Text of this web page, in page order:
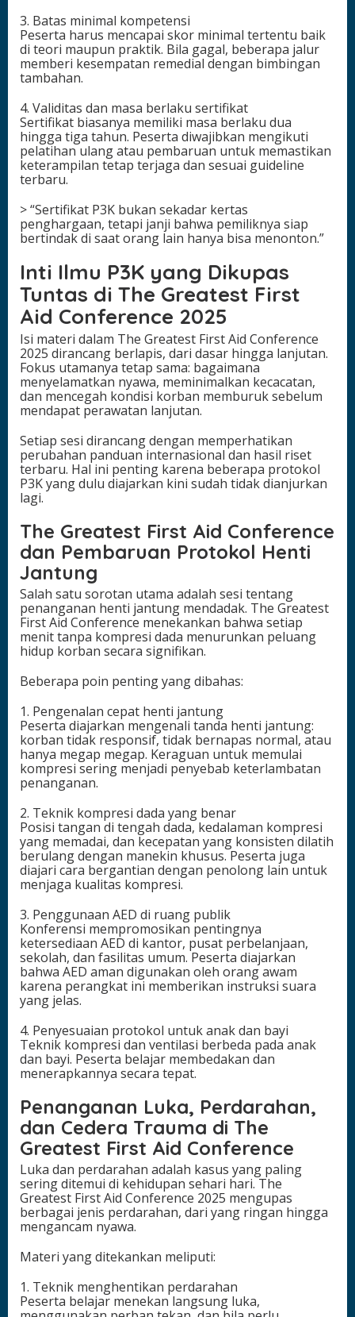
3. Batas minimal kompetensi
Peserta harus mencapai skor minimal tertentu baik
di teori maupun praktik. Bila gagal, beberapa jalur
memberi kesempatan remedial dengan bimbingan
tambahan.
4. Validitas dan masa berlaku sertifikat
Sertifikat biasanya memiliki masa berlaku dua
hingga tiga tahun. Peserta diwajibkan mengikuti
pelatihan ulang atau pembaruan untuk memastikan
keterampilan tetap terjaga dan sesuai guideline
terbaru.
> “Sertifikat P3K bukan sekadar kertas
penghargaan, tetapi janji bahwa pemiliknya siap
bertindak di saat orang lain hanya bisa menonton.”
Inti Ilmu P3K yang Dikupas
Tuntas di The Greatest First
Aid Conference 2025
Isi materi dalam The Greatest First Aid Conference
2025 dirancang berlapis, dari dasar hingga lanjutan.
Fokus utamanya tetap sama: bagaimana
menyelamatkan nyawa, meminimalkan kecacatan,
dan mencegah kondisi korban memburuk sebelum
mendapat perawatan lanjutan.
Setiap sesi dirancang dengan memperhatikan
perubahan panduan internasional dan hasil riset
terbaru. Hal ini penting karena beberapa protokol
P3K yang dulu diajarkan kini sudah tidak dianjurkan
lagi.
The Greatest First Aid Conference
dan Pembaruan Protokol Henti
Jantung
Salah satu sorotan utama adalah sesi tentang
penanganan henti jantung mendadak. The Greatest
First Aid Conference menekankan bahwa setiap
menit tanpa kompresi dada menurunkan peluang
hidup korban secara signifikan.
Beberapa poin penting yang dibahas:
1. Pengenalan cepat henti jantung
Peserta diajarkan mengenali tanda henti jantung:
korban tidak responsif, tidak bernapas normal, atau
hanya megap megap. Keraguan untuk memulai
kompresi sering menjadi penyebab keterlambatan
penanganan.
2. Teknik kompresi dada yang benar
Posisi tangan di tengah dada, kedalaman kompresi
yang memadai, dan kecepatan yang konsisten dilatih
berulang dengan manekin khusus. Peserta juga
diajari cara bergantian dengan penolong lain untuk
menjaga kualitas kompresi.
3. Penggunaan AED di ruang publik
Konferensi mempromosikan pentingnya
ketersediaan AED di kantor, pusat perbelanjaan,
sekolah, dan fasilitas umum. Peserta diajarkan
bahwa AED aman digunakan oleh orang awam
karena perangkat ini memberikan instruksi suara
yang jelas.
4. Penyesuaian protokol untuk anak dan bayi
Teknik kompresi dan ventilasi berbeda pada anak
dan bayi. Peserta belajar membedakan dan
menerapkannya secara tepat.
Penanganan Luka, Perdarahan,
dan Cedera Trauma di The
Greatest First Aid Conference
Luka dan perdarahan adalah kasus yang paling
sering ditemui di kehidupan sehari hari. The
Greatest First Aid Conference 2025 mengupas
berbagai jenis perdarahan, dari yang ringan hingga
mengancam nyawa.
Materi yang ditekankan meliputi:
1. Teknik menghentikan perdarahan
Peserta belajar menekan langsung luka,